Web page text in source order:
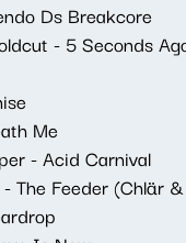
Ds Breakcore
- 5 Seconds
Me
- Acid Carnival
The Feeder (Chlär